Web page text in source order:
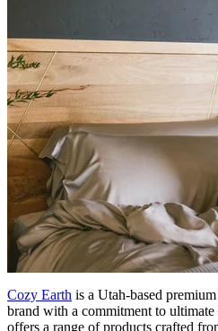
Cozy Earth is a Utah-based
brand with a commitment to
offers a range of products crafted